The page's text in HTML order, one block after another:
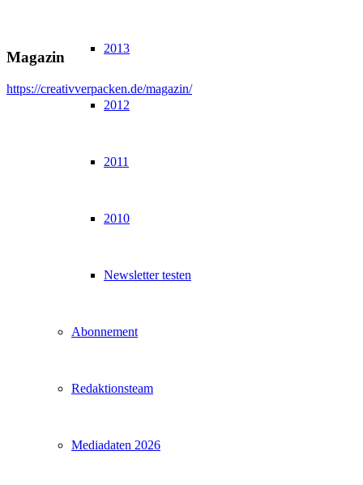
2013
2012
2011
2010
Newsletter testen
Abonnement
Redaktionsteam
Mediadaten 2026
Magazin
https://creativverpacken.de/magazin/